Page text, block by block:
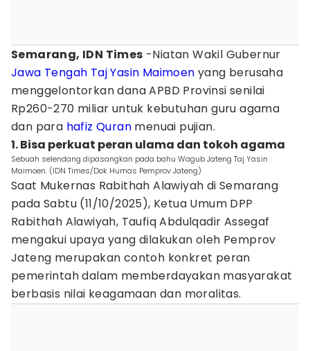
Semarang, IDN Times -Niatan Wakil Gubernur
Jawa Tengah Taj Yasin Maimoen yang berusaha
menggelontorkan dana APBD Provinsi senilai
Rp260-270 miliar untuk kebutuhan guru agama
dan para hafiz Quran menuai pujian.
1. Bisa perkuat peran ulama dan tokoh agama
Sebuah selendang dipasangkan pada bahu Wagub Jateng Taj Yasin
Maimoen. (IDN Times/Dok Humas Pemprov Jateng)
Saat Mukernas Rabithah Alawiyah di Semarang
pada Sabtu (11/10/2025), Ketua Umum DPP
Rabithah Alawiyah, Taufiq Abdulqadir Assegaf
mengakui upaya yang dilakukan oleh Pemprov
Jateng merupakan contoh konkret peran
pemerintah dalam memberdayakan masyarakat
berbasis nilai keagamaan dan moralitas.